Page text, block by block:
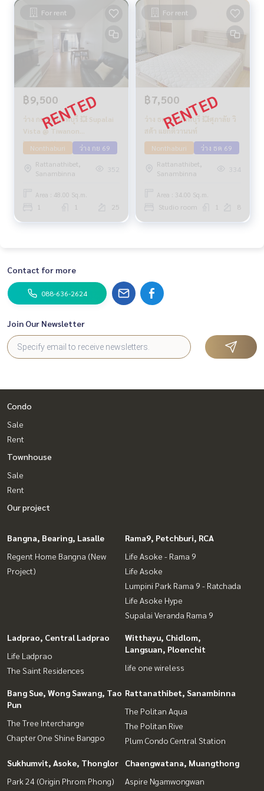
For rent
฿9,500
ว่าง กย 69 นนทบุรี 💥 Supalai
Vista @ Tiwanon
Intersection
Nonthaburi
ว่าง กย 69
Rattanathibet,
Sanambinna
352
Area : 48.00 Sq.m.
1 1 25
For rent
฿7,500
ว่าง ธค 69 นนทบุรี 💥ศุภาลัย วิ
สต้า แยกติวานนท์
Nonthaburi
ว่าง ธค 69
Rattanathibet,
Sanambinna
334
Area : 34.00 Sq.m.
Studio room 1 8
Contact for more
088-636-2624
Join Our Newsletter
Condo
Sale
Rent
Townhouse
Sale
Rent
Our project
Bangna, Bearing, Lasalle
Regent Home Bangna (New
Project)
Rama9, Petchburi, RCA
Life Asoke - Rama 9
Life Asoke
Lumpini Park Rama 9 - Ratchada
Life Asoke Hype
Supalai Veranda Rama 9
Ladprao, Central Ladprao
Life Ladprao
The Saint Residences
Witthayu, Chidlom,
Langsuan, Ploenchit
life one wireless
Bang Sue, Wong Sawang, Tao
Pun
The Tree Interchange
Chapter One Shine Bangpo
Rattanathibet, Sanambinna
The Politan Aqua
The Politan Rive
Plum Condo Central Station
Sukhumvit, Asoke, Thonglor
Park 24 (Origin Phrom Phong)
Chaengwatana, Muangthong
Aspire Ngamwongwan